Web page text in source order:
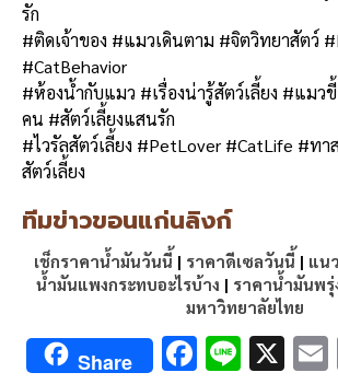
รัก
#ติดเจ้าของ #แมวเดินตาม #จิตวิทยาสัตว์
#CatBehavior
#ห้องน้ำกับแมว #เรื่องน่ารู้สัตว์เลี้ยง #แมว
คน #สัตว์เลี้ยงแสนรัก
#ไวรัลสัตว์เลี้ยง #PetLover #CatLife #ทา
สัตว์เลี้ยง
ทีมข่าวขอนแก่นลิงก์
เช็กราคาน้ำมันวันนี้ | ราคาดีเซลวันนี้ | แน
น้ำมันแพงกระทบอะไรบ้าง | ราคาน้ำมันพรุ่
มหาวิทยาลัยไทย
Share F Li X